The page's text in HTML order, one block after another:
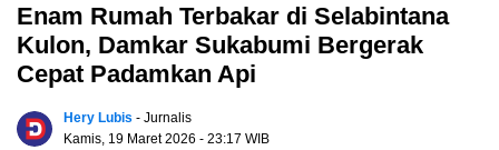
Enam Rumah Terbakar di Selabintana
Kulon, Damkar Sukabumi Bergerak
Cepat Padamkan Api
Hery Lubis - Jurnalis
Kamis, 19 Maret 2026 - 23:17 WIB